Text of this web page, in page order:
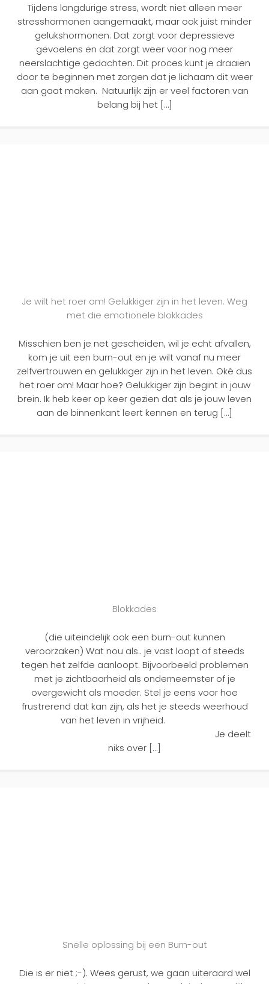
Tijdens langdurige stress, wordt niet alleen meer
stresshormonen aangemaakt, maar ook juist minder
gelukshormonen. Dat zorgt voor depressieve
gevoelens en dat zorgt weer voor nog meer
neerslachtige gedachten. Dit proces kunt je draaien
door te beginnen met zorgen dat je lichaam dit weer
aan gaat maken. Natuurlijk zijn er veel factoren van
belang bij het […]
Je wilt het roer om! Gelukkiger zijn in het leven. Weg
met die emotionele blokkades
Misschien ben je net gescheiden, wil je echt afvallen,
kom je uit een burn-out en je wilt vanaf nu meer
zelfvertrouwen en gelukkiger zijn in het leven. Oké dus
het roer om! Maar hoe? Gelukkiger zijn begint in jouw
brein. Ik heb keer op keer gezien dat als je jouw leven
aan de binnenkant leert kennen en terug […]
Blokkades
(die uiteindelijk ook een burn-out kunnen
veroorzaken) Wat nou als.. je vast loopt of steeds
tegen het zelfde aanloopt. Bijvoorbeeld problemen
met je zichtbaarheid als onderneemster of je
overgewicht als moeder. Stel je eens voor hoe
frustrerend dat kan zijn, als het je steeds weerhoud
van het leven in vrijheid.
Je deelt
niks over […]
Snelle oplossing bij een Burn-out
Die is er niet ;-). Wees gerust, we gaan uiteraard wel